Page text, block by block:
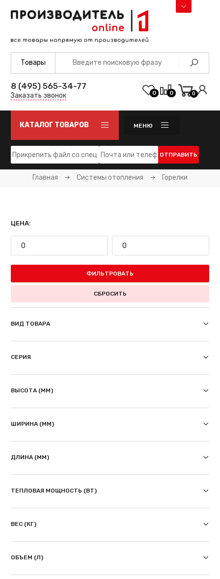
8 (495) 565-34-77
Заказать звонок 0 0 0
КАТАЛОГ ТОВАРОВ МЕНЮ
ОТПРАВИТЬ
Главная Системы отопления Горелки
ЦЕНА:
ФИЛЬТРОВАТЬ
СБРОСИТЬ
ВИД ТОВАРА
СЕРИЯ
ВЫСОТА (ММ)
ШИРИНА (ММ)
ДЛИНА (ММ)
ТЕПЛОВАЯ МОЩНОСТЬ (ВТ)
ВЕС (КГ)
ОБЪЕМ (Л)